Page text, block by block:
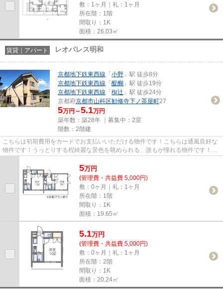
敷：1ヶ月｜礼：1ヶ月
所在階：1階
間取り：1K
面積：26.03㎡
賃貸｜アパート レオパレス明和
京都地下鉄東西線 「 小野 」駅 徒歩8分
京都地下鉄東西線 「 醍醐 」駅 徒歩19分
京都地下鉄東西線 「 椥辻 」駅 徒歩24分
京都府京都市山科区勧修寺下ノ茶屋町27
5万円～5.1万円
築年数：築28年 ｜募集中： 2室
階数：2階建
こちらは初期費用をカードでお支払いいただける物件です！こちらは通風良好な
物件です！うっとりする程綺麗な景色を眺められる、誰もが憧れる物件です！気
5万円
(管理費・共益費 5,000円)
敷：0ヶ月｜礼：1ヶ月
所在階：1階
間取り：1K
面積：19.65㎡
5.1万円
(管理費・共益費 5,000円)
敷：0ヶ月｜礼：1ヶ月
所在階：2階
間取り：1K
面積：20.24㎡